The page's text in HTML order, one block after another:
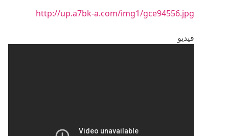
http://up.a7bk-a.com/img1/gce94556.jpg
فيديو